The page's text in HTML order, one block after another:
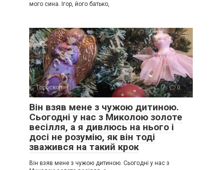
мого сина. Ігор, його батько,
Гороскоп 0
Він взяв мене з чужою дитиною.
Сьогодні у нас з Миколою золоте
весілля, а я дивлюсь на нього і
досі не розумію, як він тоді
зважився на такий крок
Він взяв мене з чужою дитиною. Сьогодні у нас з